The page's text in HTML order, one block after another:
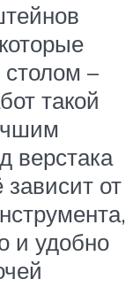
–
такой
верстака
от
и удобно